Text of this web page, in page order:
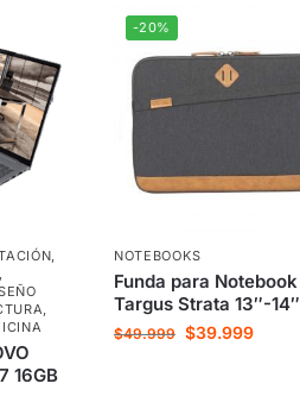
,
,
,
16GB
-20%
NOTEBOOKS
Funda para Notebook
Targus Strata 13″-14″
$49.999 $39.999